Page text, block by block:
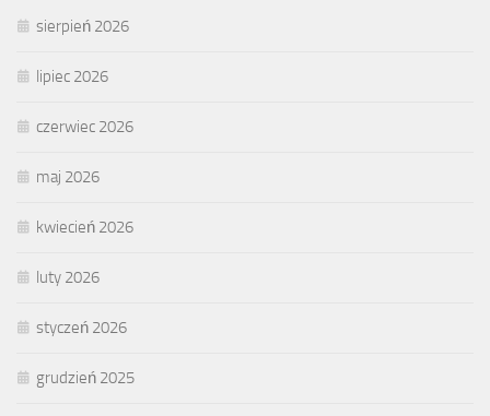
sierpień 2026
lipiec 2026
czerwiec 2026
maj 2026
kwiecień 2026
luty 2026
styczeń 2026
grudzień 2025